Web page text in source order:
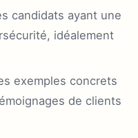
candidats ayant une
idéalement
exemples concrets
de clients